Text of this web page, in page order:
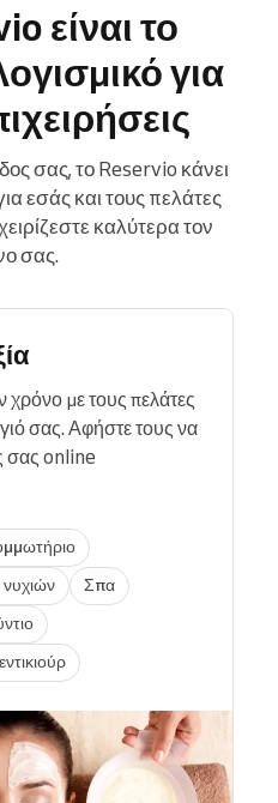
είναι το
για
σας, το Reservio κάνει
εσάς και τους πελάτες
καλύτερα τον
σας.
με τους πελάτες
σας. Αφήστε τους να
σας online
νυχιών
Σπα